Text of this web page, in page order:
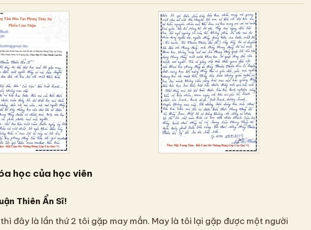
học của học viên
Thiên Ẩn Sĩ!
đây là lần thứ 2 tôi gặp may mắn. May là tôi lại gặp được một người